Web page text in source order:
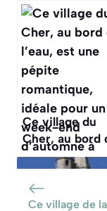
abbaye
majestueuse,
un havre de
et d’histoire
un week-end
d’automne
Ce village du
Cher, au bord
l’eau, est une
pépite
romantique,
pour un
Ce village de